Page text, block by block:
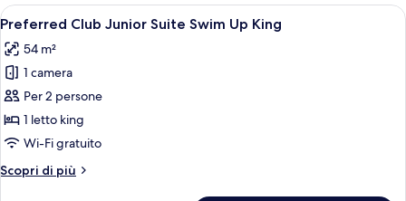
Junior
Suite
Up
Double
Apri
tutte
le
foto
per
Preferred
Club
Suite
Un'area patio con mobili in vimini,
3
Preferred Club Junior Suite Swim Up King
54 m²
1 camera
Per 2 persone
1 letto king
Wi-Fi gratuito
Scopri di più
Altri